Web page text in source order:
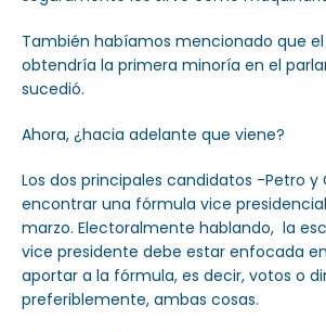
También habíamos mencionado que
obtendría la primera minoría en el
sucedió.
Ahora, ¿hacia adelante que viene?
Los dos principales candidatos -Petro
encontrar una fórmula vice
marzo. Electoralmente hablando, la
vice presidente debe estar enfocada
aportar a la fórmula, es decir, votos o
preferiblemente, ambas cosas.